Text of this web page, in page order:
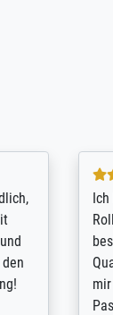
to
-